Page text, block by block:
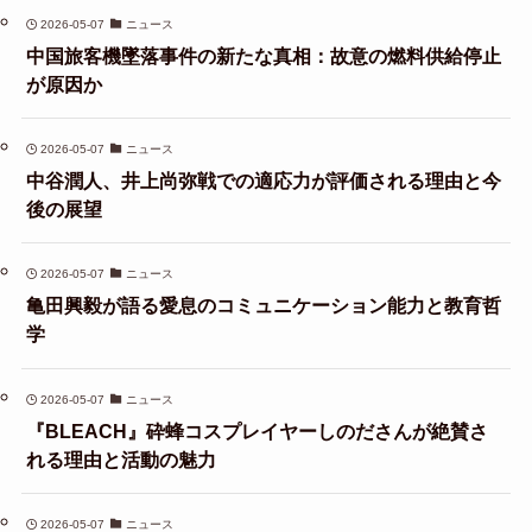
2026-05-07 ニュース
中国旅客機墜落事件の新たな真相：故意の燃料供給停止
が原因か
2026-05-07 ニュース
中谷潤人、井上尚弥戦での適応力が評価される理由と今
後の展望
2026-05-07 ニュース
亀田興毅が語る愛息のコミュニケーション能力と教育哲
学
2026-05-07 ニュース
『BLEACH』砕蜂コスプレイヤーしのださんが絶賛さ
れる理由と活動の魅力
2026-05-07 ニュース